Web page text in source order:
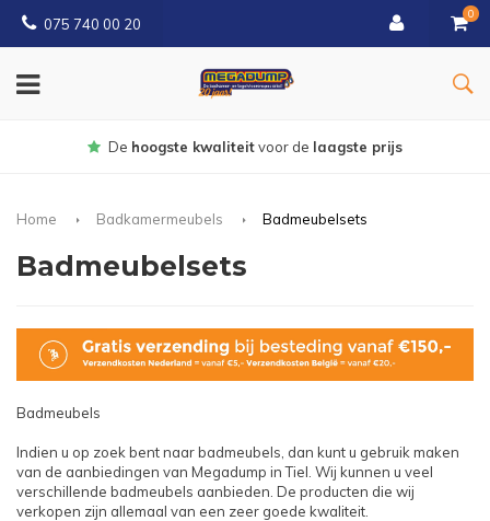
075 740 00 20
0
Gratisbezorgd vanaf € 150
Home Badkamermeubels Badmeubelsets
Badmeubelsets
Badmeubels
Indien u op zoek bent naar badmeubels, dan kunt u gebruik maken
van de aanbiedingen van Megadump in Tiel. Wij kunnen u veel
verschillende badmeubels aanbieden. De producten die wij
verkopen zijn allemaal van een zeer goede kwaliteit.